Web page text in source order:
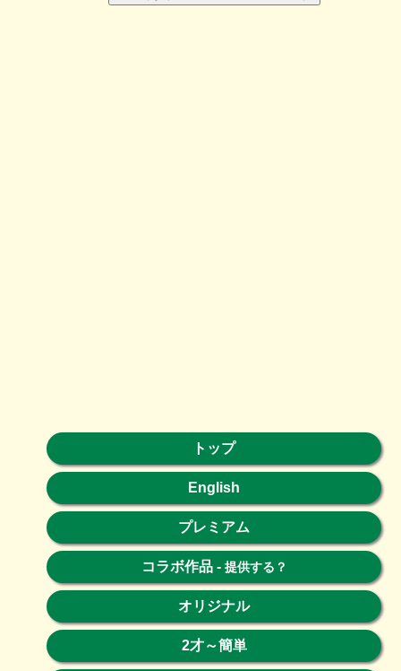
トップ
English
プレミアム
コラボ作品- 提供する？
オリジナル
2才～簡単